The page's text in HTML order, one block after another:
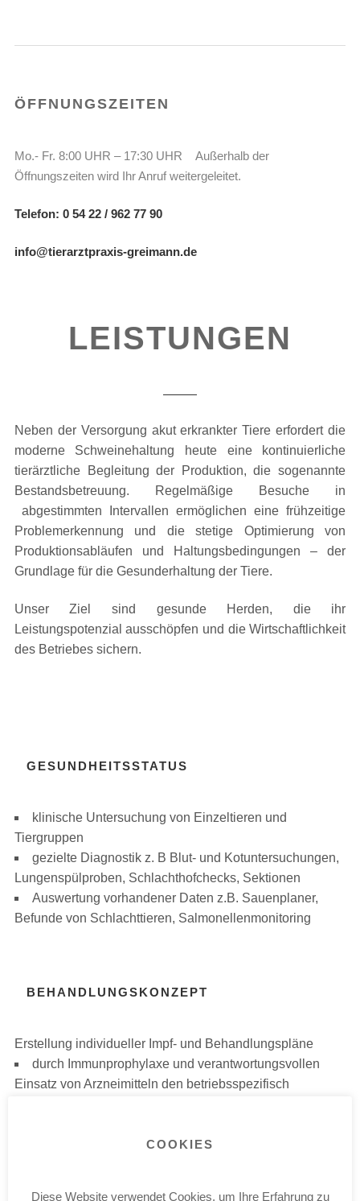
ÖFFNUNGSZEITEN
Mo.- Fr. 8:00 UHR – 17:30 UHR Außerhalb der
Öffnungszeiten wird Ihr Anruf weitergeleitet.
Telefon: 0 54 22 / 962 77 90
info@tierarztpraxis-greimann.de
LEISTUNGEN
Neben der Versorgung akut erkrankter Tiere erfordert die
moderne Schweinehaltung heute eine kontinuierliche
tierärztliche Begleitung der Produktion, die sogenannte
Bestandsbetreuung. Regelmäßige Besuche in
abgestimmten Intervallen ermöglichen eine frühzeitige
Problemerkennung und die stetige Optimierung von
Produktionsabläufen und Haltungsbedingungen – der
Grundlage für die Gesunderhaltung der Tiere.
Unser Ziel sind gesunde Herden, die ihr
Leistungspotenzial ausschöpfen und die Wirtschaftlichkeit
des Betriebes sichern.
GESUNDHEITSSTATUS
klinische Untersuchung von Einzeltieren und
Tiergruppen
gezielte Diagnostik z. B Blut- und Kotuntersuchungen,
Lungenspülproben, Schlachthofchecks, Sektionen
Auswertung vorhandener Daten z.B. Sauenplaner,
Befunde von Schlachttieren, Salmonellenmonitoring
BEHANDLUNGSKONZEPT
Erstellung individueller Impf- und Behandlungspläne
durch Immunprophylaxe und verantwortungsvollen
Einsatz von Arzneimitteln den betriebsspezifisch
Erkrankungen frühzeitig und zielgerecht behandeln
COOKIES
Diese Website verwendet Cookies, um Ihre Erfahrung zu